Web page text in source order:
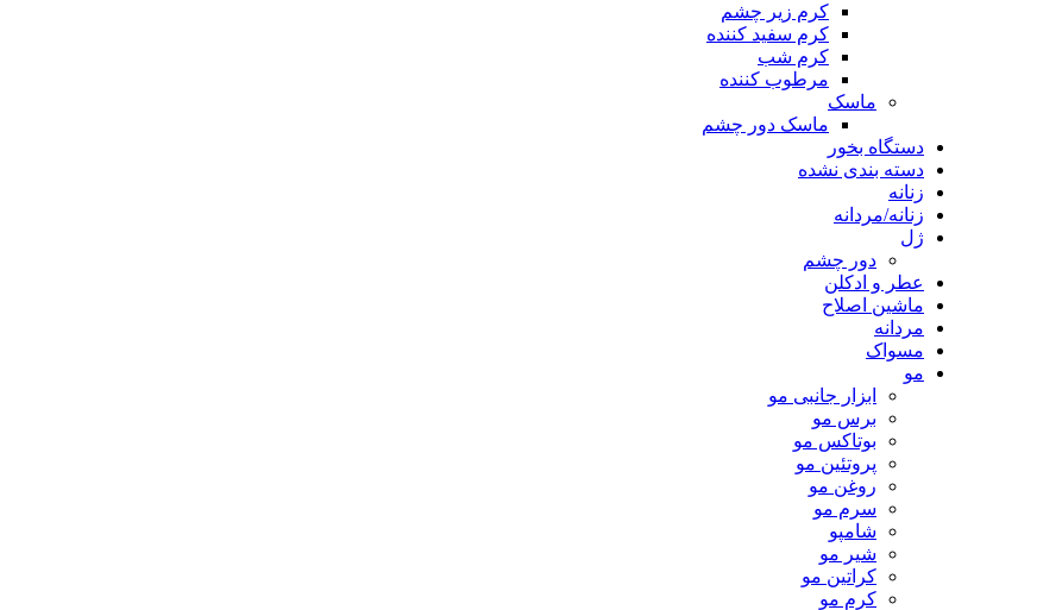
کرم زیر چشم
کرم سفید کننده
کرم شب
مرطوب کننده
ماسک
ماسک دور چشم
دستگاه بخور
دسته بندی نشده
زنانه
زنانه/مردانه
ژل
دور چشم
عطر و ادکلن
ماشین اصلاح
مردانه
مسواک
مو
ابزار جانبی مو
برس مو
بوتاکس مو
پروتئین مو
روغن مو
سرم مو
شامپو
شیر مو
کراتین مو
کرم مو